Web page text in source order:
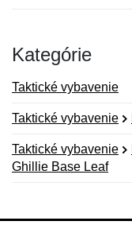
Kategórie
Taktické vybavenie
Taktické vybavenie
Taktické vybavenie
Ghillie Base Leaf